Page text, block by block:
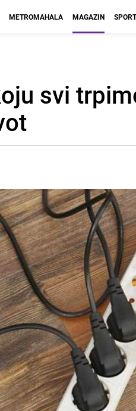
METROMAHALA MAGAZIN SPORT
svi